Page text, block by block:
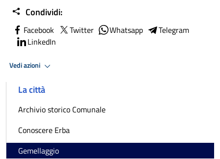
Condividi:
Facebook Twitter Whatsapp
Telegram
LinkedIn
Vedi azioni
La città
Archivio storico Comunale
Conoscere Erba
Gemellaggio